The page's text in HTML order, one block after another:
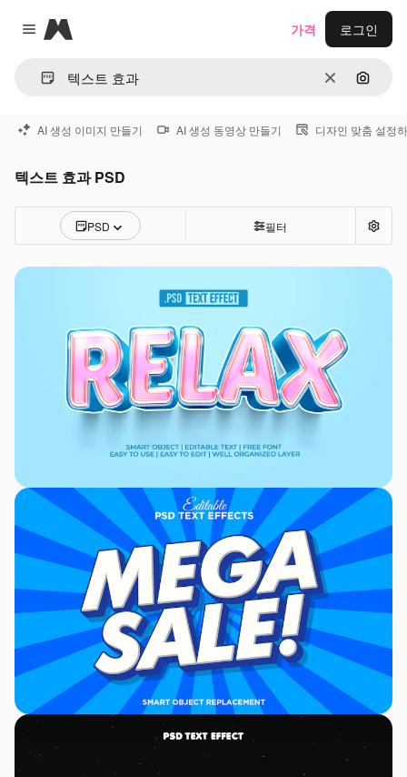
Close menu
Magnific
지우기이미지
가격 로그인
AI 생성 이미지 만들기 AI 생성 동영상 만들기 디자인 맞춤 설정
텍스트 효과 PSD
PSD 필터